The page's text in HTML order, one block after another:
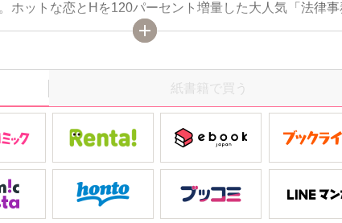
ホットな恋とHを120パーセント増量した大人気「法律事
ーズ新作書きおろし54ページに加えオール単行本初収録
紙書籍で買う